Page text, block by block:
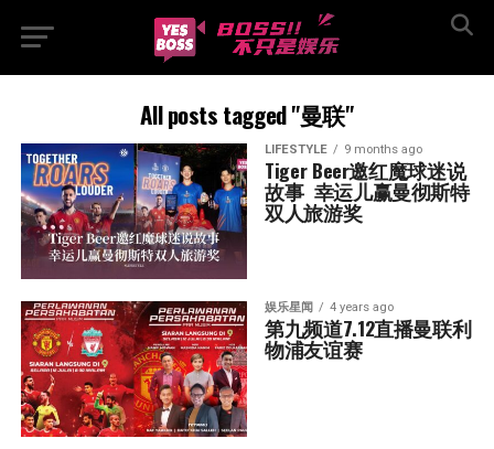
All posts tagged "曼联"
LIFESTYLE 9 months ago
Tiger Beer邀红魔球迷说
故事  幸运儿赢曼彻斯特
双人旅游奖
娱乐星闻 4 years ago
第九频道7.12直播曼联利
物浦友谊赛